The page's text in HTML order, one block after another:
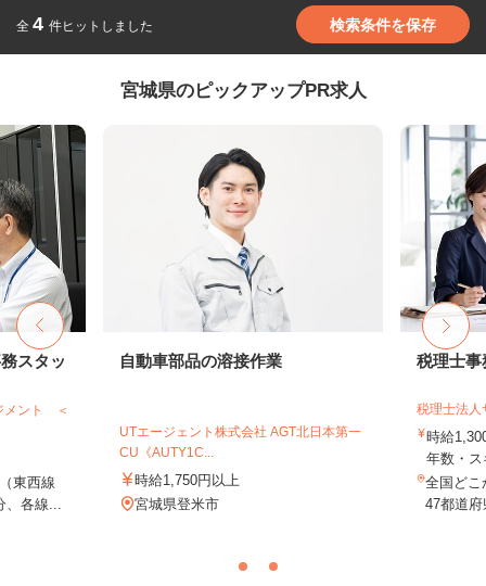
全 4 件ヒットしました 検索条件を保存
宮城県のピックアップPR求人
スタッ
メント ＜
東西線
各線...
自動車部品の溶接作業
UTエージェント株式会社 AGT北日本第一
CU《AUTY1C...
時給1,750円以上
宮城県登米市
税理士事
税理士法人
時給
年数・
全国どこ
47都道